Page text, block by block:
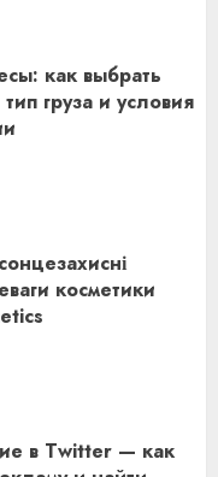
как выбрать
груза и условия
косметики
в Twitter — как